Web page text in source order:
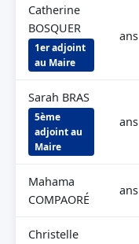
Catherine
BOSQUER
1er adjoint
au Maire
ans
Sarah BRAS
5ème
adjoint au
Maire
ans
Mahama
COMPAORÉ
ans
Christelle